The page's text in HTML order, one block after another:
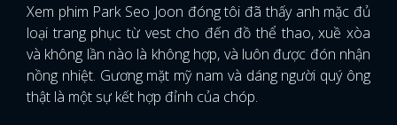
Xem phim Park Seo Joon đóng tôi đã thấy anh mặc đủ
loại trang phục từ vest cho đến đồ thể thao, xuề xòa
và không lần nào là không hợp, và luôn được đón nhận
nồng nhiệt. Gương mặt mỹ nam và dáng người quý ông
thật là một sự kết hợp đỉnh của chóp.